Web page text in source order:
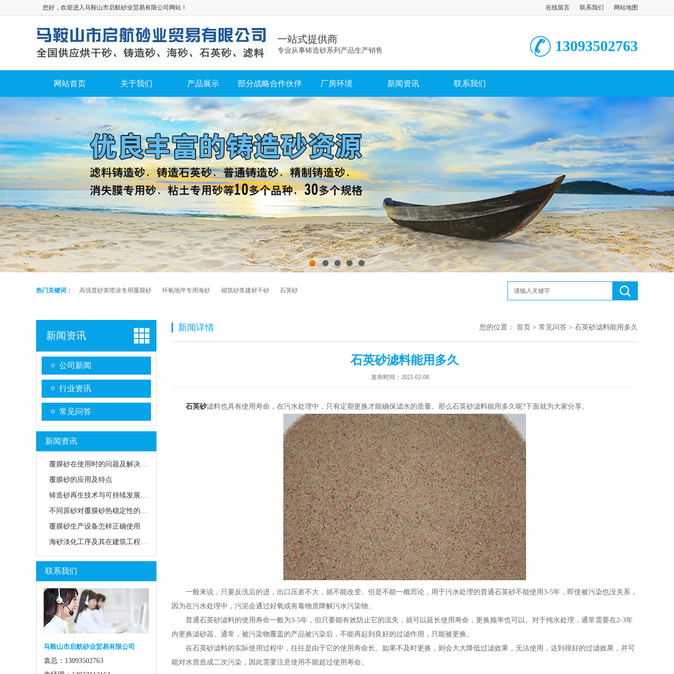
您好，欢迎进入马鞍山市启航砂业贸易有限公司网站！ 在线留言 联系我们 网站地图
一站式提供商
专业从事铸造砂系列产品生产销售 13093502763
网站首页 关于我们 产品展示 部分战略合作伙伴 厂房环境 新闻资讯 联系我们
1 2 3 4 5
热门关键词： 高强度砂浆喷涂专用覆膜砂 环氧地坪专用海砂 砌筑砂浆建材干砂 石英砂
新闻资讯
公司新闻
行业资讯
常见问答
新闻资讯
覆膜砂在使用时的问题及解决方法
覆膜砂的应用及特点
铸造砂再生技术与可持续发展路径
不同原砂对覆膜砂热稳定性的影响
覆膜砂生产设备怎样正确使用
海砂淡化工序及其在建筑工程中的应用前景
联系我们
马鞍山市启航砂业贸易有限公司
袁总：13093502763
新闻详情 您的位置： 首页 > 常见问答 > 石英砂滤料能用多久
石英砂滤料能用多久
发布时间：2021-02-08
石英砂滤料也具有使用寿命，在污水处理中，只有定期更换才能确保滤水的质量。那么石英砂滤料能用多久呢?下面就为大家分享。
一般来说，只要反洗后的进，出口压差不大，就不能改变。但是不能一概而论，用于污水处理的普通石英砂不能使用3-5年，即使被污染也没关系，
因为在污水处理中，污泥会通过好氧或有毒物质降解污水污染物。
普通石英砂滤料的使用寿命一般为3-5年，但只要能有效防止它的流失，就可以延长使用寿命，更换频率也可以。对于纯水处理，通常需要在2-3年
内更换滤砂器。通常，被污染物覆盖的产品被污染后，不能再起到良好的过滤作用，只能被更换。
在石英砂滤料的实际使用过程中，往往是由于它的使用寿命长。如果不及时更换，则会大大降低过滤效果，无法使用，达到很好的过滤效果，并可
能对水质造成二次污染，因此需要注意使用不能超过使用寿命。